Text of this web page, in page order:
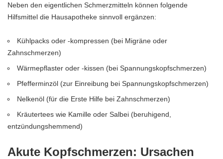
Neben den eigentlichen Schmerzmitteln können folgende
Hilfsmittel die Hausapotheke sinnvoll ergänzen:
Kühlpacks oder -kompressen (bei Migräne oder
Zahnschmerzen)
Wärmepflaster oder -kissen (bei Spannungskopfschmerzen)
Pfefferminzöl (zur Einreibung bei Spannungskopfschmerzen)
Nelkenöl (für die Erste Hilfe bei Zahnschmerzen)
Kräutertees wie Kamille oder Salbei (beruhigend,
entzündungshemmend)
Akute Kopfschmerzen: Ursachen